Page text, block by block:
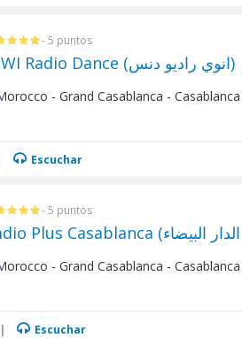
- 5 puntos
INWI Radio Dance (انوي راديو دنس)
- Grand Casablanca - Casablanca
Escuchar
- 5 puntos
- Grand Casablanca - Casablanca
| Escuchar